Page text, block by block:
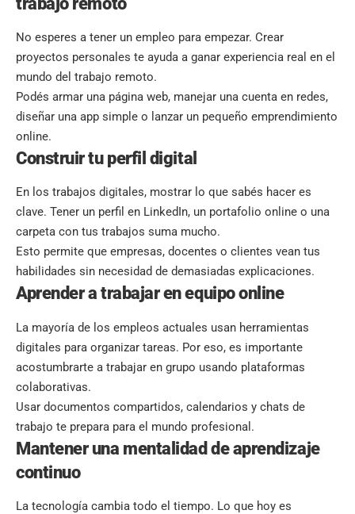
No esperes a tener un empleo para empezar. Crear
proyectos personales te ayuda a ganar experiencia real en el
mundo del trabajo remoto.
Podés armar una página web, manejar una cuenta en redes,
diseñar una app simple o lanzar un pequeño emprendimiento
online.
Construir tu perfil digital
En los trabajos digitales, mostrar lo que sabés hacer es
clave. Tener un perfil en LinkedIn, un portafolio online o una
carpeta con tus trabajos suma mucho.
Esto permite que empresas, docentes o clientes vean tus
habilidades sin necesidad de demasiadas explicaciones.
Aprender a trabajar en equipo online
La mayoría de los empleos actuales usan herramientas
digitales para organizar tareas. Por eso, es importante
acostumbrarte a trabajar en grupo usando plataformas
colaborativas.
Usar documentos compartidos, calendarios y chats de
trabajo te prepara para el mundo profesional.
Mantener una mentalidad de aprendizaje
continuo
La tecnología cambia todo el tiempo. Lo que hoy es